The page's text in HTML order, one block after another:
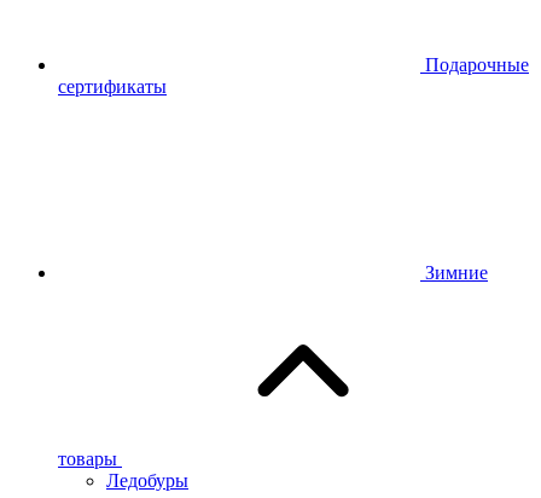
Подарочные
сертификаты
Зимние
товары
Ледобуры